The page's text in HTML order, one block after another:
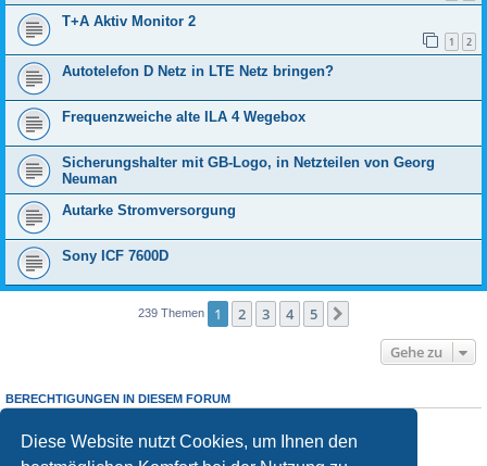
Diese Website nutzt Cookies, um Ihnen den
T+A Aktiv Monitor 2
1 2
Autotelefon D Netz in LTE Netz bringen?
Frequenzweiche alte ILA 4 Wegebox
Sicherungshalter mit GB-Logo, in Netzteilen von Georg
Neuman
Autarke Stromversorgung
Sony ICF 7600D
239 Themen 1 2 3 4 5
Gehe zu
BERECHTIGUNGEN IN DIESEM FORUM
Siedürfen
Antworten zu Themen in diesem Forum erstellen.
Sie dürfen Ihre Beiträge in diesem Forumnicht ändern.